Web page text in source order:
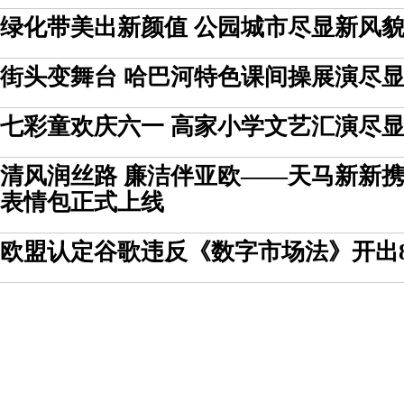
绿化带美出新颜值 公园城市尽显新风貌
街头变舞台 哈巴河特色课间操展演尽
七彩童欢庆六一 高家小学文艺汇演尽
清风润丝路 廉洁伴亚欧——天马新新
表情包正式上线
欧盟认定谷歌违反《数字市场法》开